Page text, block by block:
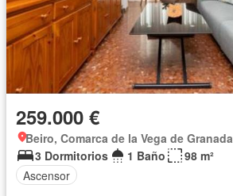
259.000 €
Beiro, Comarca de la Vega de Granada
3 Dormitorios
1 Baño
98 m²
Ascensor